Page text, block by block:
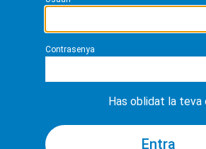
Contrasenya
Has oblidat la teva